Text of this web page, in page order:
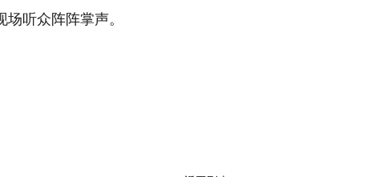
听众阵阵掌声。